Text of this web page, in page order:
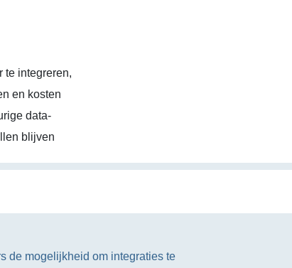
te integreren,
en kosten
data-
blijven
de mogelijkheid om integraties te